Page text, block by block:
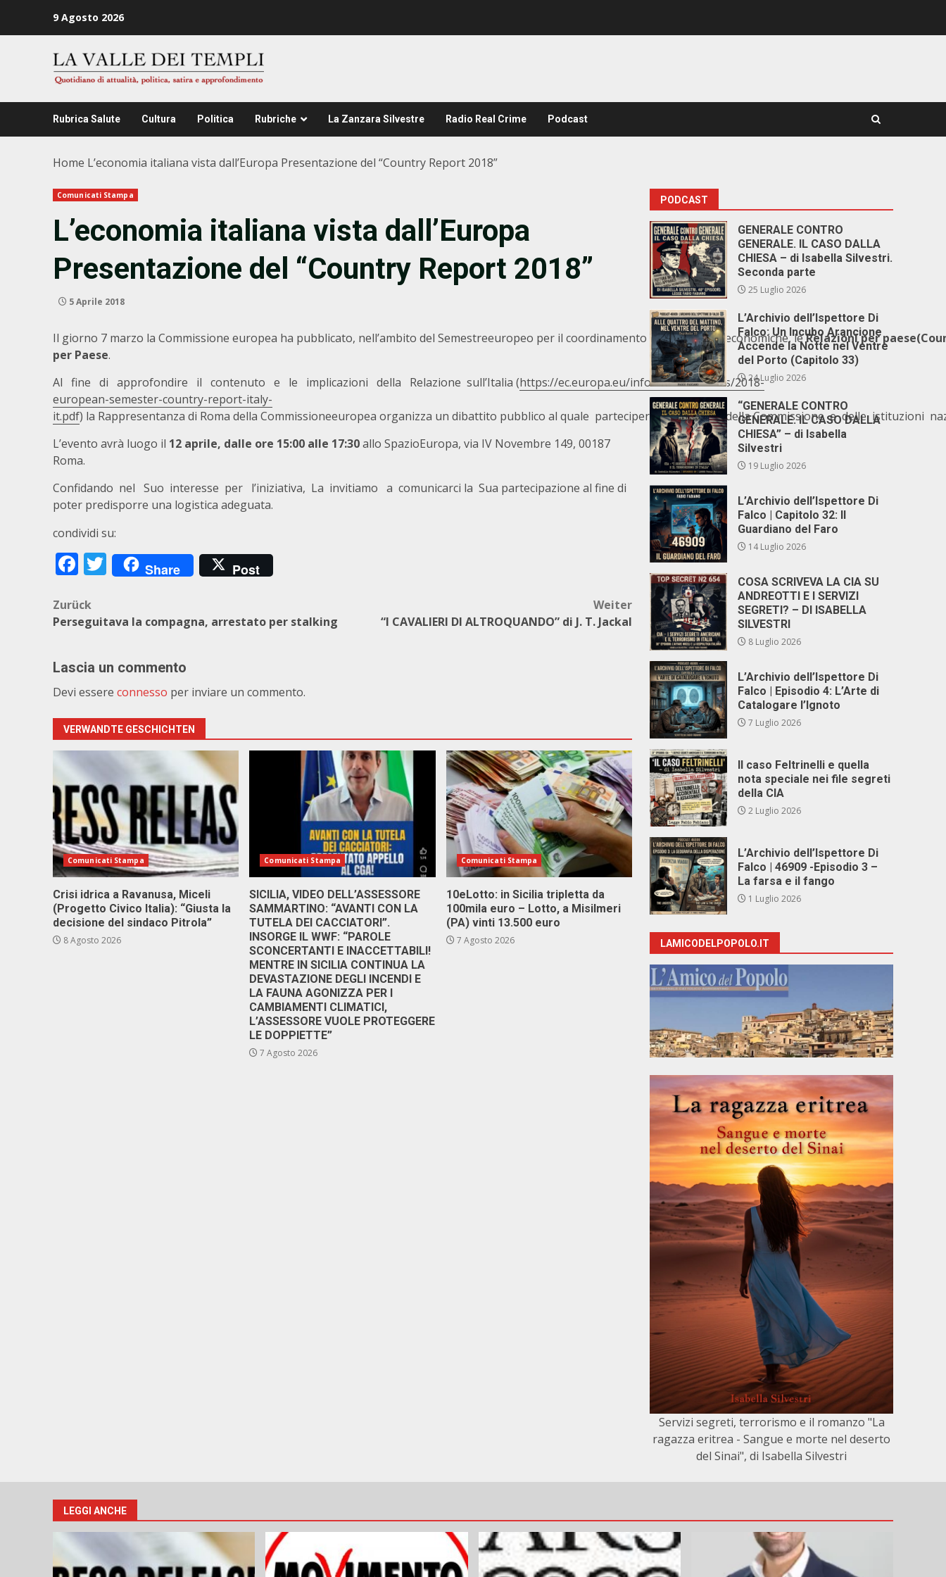
9 Agosto 2026
Rubrica Salute Cultura Politica Rubriche La Zanzara Silvestre Radio Real Crime Podcast
Home L’economia italiana vista dall’Europa Presentazione del “Country Report 2018”
Comunicati Stampa
L’economia italiana vista dall’Europa
Presentazione del “Country Report 2018”
5 Aprile 2018
Il giorno 7 marzo la Commissione europea ha pubblicato, nell’ambito del Semestreeuropeo per il coordinamento delle politiche economiche, leRelazioni per
per Paese.
Al fine di approfondire il contenuto e le implicazioni della Relazione sull’Italia (https://ec.europa.eu/info/sites/info/files/2018-
european-semester-country-report-italy-
it.pdf) la Rappresentanza di Roma della Commissioneeuropea organizza un dibattito pubblico al quale parteciperanno esperti della Commissione e delle istituzioni
L’evento avrà luogo il 12 aprile, dalle ore 15:00 alle 17:30allo SpazioEuropa, via IV Novembre 149, 00187
Roma.
Confidando nel Suo interesse per l’iniziativa, La invitiamo a comunicarci la Sua partecipazione al fine di
poter predisporre una logistica adeguata.
condividi su:
Facebook
Twitter
Share Post
Beitragsnavigation
Zurück
Perseguitava la compagna, arrestato per stalking
Weiter
“I CAVALIERI DI ALTROQUANDO” di J. T. Jackal
Lascia un commento
Devi essere connesso per inviare un commento.
VERWANDTE GESCHICHTEN
Comunicati Stampa
Crisi idrica a Ravanusa, Miceli
(Progetto Civico Italia): “Giusta la
decisione del sindaco Pitrola”
8 Agosto 2026
Comunicati Stampa
SICILIA, VIDEO DELL’ASSESSORE
SAMMARTINO: “AVANTI CON LA
TUTELA DEI CACCIATORI”.
INSORGE IL WWF: “PAROLE
SCONCERTANTI E INACCETTABILI!
MENTRE IN SICILIA CONTINUA LA
DEVASTAZIONE DEGLI INCENDI E
LA FAUNA AGONIZZA PER I
CAMBIAMENTI CLIMATICI,
L’ASSESSORE VUOLE PROTEGGERE
LE DOPPIETTE”
7 Agosto 2026
Comunicati Stampa
10eLotto: in Sicilia tripletta da
100mila euro – Lotto, a Misilmeri
(PA) vinti 13.500 euro
7 Agosto 2026
PODCAST
GENERALE CONTRO
GENERALE. IL CASO DALLA
CHIESA – di Isabella Silvestri.
Seconda parte
25 Luglio 2026
L’Archivio dell’Ispettore Di
Falco: Un Incubo Arancione
Accende la Notte nel Ventre
del Porto (Capitolo 33)
24 Luglio 2026
“GENERALE CONTRO
GENERALE. IL CASO DALLA
CHIESA” – di Isabella
Silvestri
19 Luglio 2026
L’Archivio dell’Ispettore Di
Falco | Capitolo 32: Il
Guardiano del Faro
14 Luglio 2026
COSA SCRIVEVA LA CIA SU
ANDREOTTI E I SERVIZI
SEGRETI? – DI ISABELLA
SILVESTRI
8 Luglio 2026
L’Archivio dell’Ispettore Di
Falco | Episodio 4: L’Arte di
Catalogare l’Ignoto
7 Luglio 2026
Il caso Feltrinelli e quella
nota speciale nei file segreti
della CIA
2 Luglio 2026
L’Archivio dell’Ispettore Di
Falco | 46909 -Episodio 3 –
La farsa e il fango
1 Luglio 2026
LAMICODELPOPOLO.IT
Servizi segreti, terrorismo e il romanzo "La
ragazza eritrea - Sangue e morte nel deserto
del Sinai", di Isabella Silvestri
LEGGI ANCHE